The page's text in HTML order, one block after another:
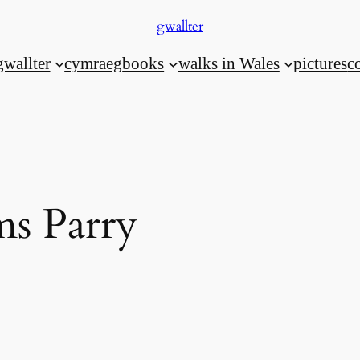
gwallter
cymraegbooks walks in Wales pictures
Parry